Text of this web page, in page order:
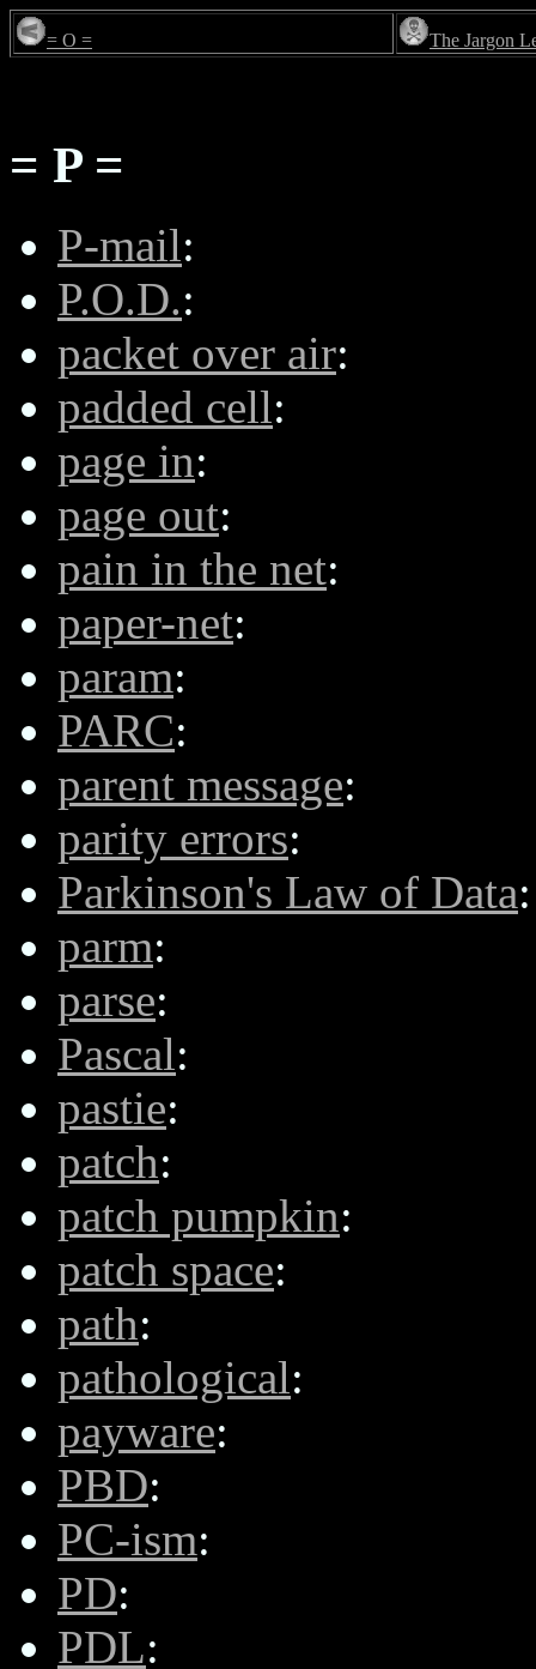
= O = The Jargon
= P =
P-mail:
P.O.D.:
packet over air:
padded cell:
page in:
page out:
pain in the net:
paper-net:
param:
PARC:
parent message:
parity errors:
Parkinson's Law of Data:
parm:
parse:
Pascal:
pastie:
patch:
patch pumpkin:
patch space:
path:
pathological:
payware:
PBD:
PC-ism:
PD:
PDL: